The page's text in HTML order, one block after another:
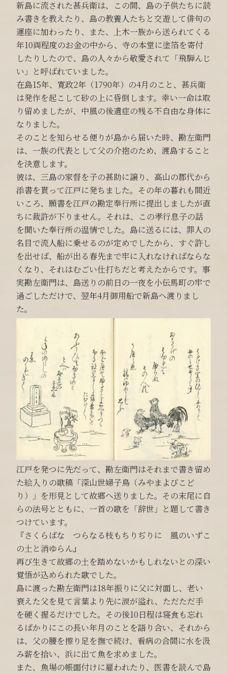
新島に流された甚兵衛は、この間、島の子供たちに読
み書きを教えたり、島の教養人たちと交遊して俳句の
運座に加わったり、また、上木一族から送られてくる
年10両程度のお金の中から、寺の本堂に塗箔を寄付
したりしたので、島の人々から敬愛されて「飛騨んじ
い」と呼ばれていました。
在島15年、寛政2年（1790年）の4月のこと、甚兵衛
は発作を起こして砂の上に昏倒します。幸い一命は取
り留めましたが、中風の後遺症の残る不自由な身体に
なりました。
そのことを知らせる便りが島から届いた時、勘左衛門
は、一族の代表として父の介抱のため、渡島すること
を決意します。
彼は、三島の家督を子の甚助に譲り、高山の郡代から
添書を貰って江戸に発ちました。その年の暮れも間近
いころ、願書を江戸の勘定奉行所に提出しましたが直
ちに裁許が下りません。それは、この孝行息子の話
を聞いた奉行所の温情でした。島に送るには、罪人の
名目で流人船に乗せるのが定めでしたから、すぐ許し
を出せば、船が出る春先まで牢に入れなければならな
くなり、それはむごい仕打ちだと考えたからです。事
実勘左衛門は、島送りの前日の一夜を小伝馬町の牢で
過ごしただけで、翌年4月御用船で新島へ渡りまし
た。
江戸を発つに先だって、勘左衛門はそれまで書き留め
た絵入りの歌稿「深山世婦子鳥（みやまよびこど
り）」を形見として故郷へ送りました。その末尾に自
らの法号とともに、一首の歌を「辞世」と題して書き
つけています。
『さくらばな つらなる枝もちりぢりに 風のいずこ
の土と消ゆらん』
再び生きて故郷の土を踏めないかもしれないとの深い
覚悟が込められた歌でした。
島に渡った勘左衛門は18年振りに父に対面し、老い
衰えた父を見て言葉より先に涙が溢れ、ただただ手
を硬く握るだけでした。その後10日程は寝食も忘れ
るばかりにこの長い年月のことを語り合い、それから
は、父の腰を擦り足を撫で続け、看病の合間に水を汲
み薪を拾い、浜に出て魚を求めました。
また、魚場の帳面付けに雇われたり、医書を読んで島